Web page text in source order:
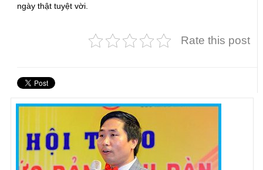
ngày thật tuyệt vời.
Rate this post